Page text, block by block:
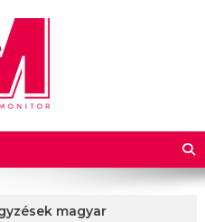
magyar